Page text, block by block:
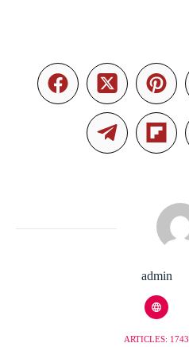
admin
ARTICLES: 1743